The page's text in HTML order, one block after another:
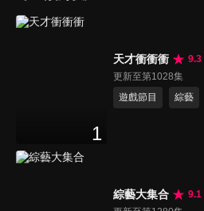
1
天才衝衝衝
9.3
更新至第1028集
遊戲節目
綜藝
綜藝大集合
9.1